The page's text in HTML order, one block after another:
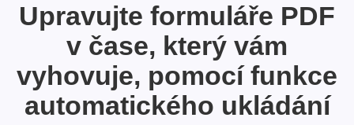
Upravujte formuláře PDF
v čase, který vám
vyhovuje, pomocí funkce
automatického ukládání